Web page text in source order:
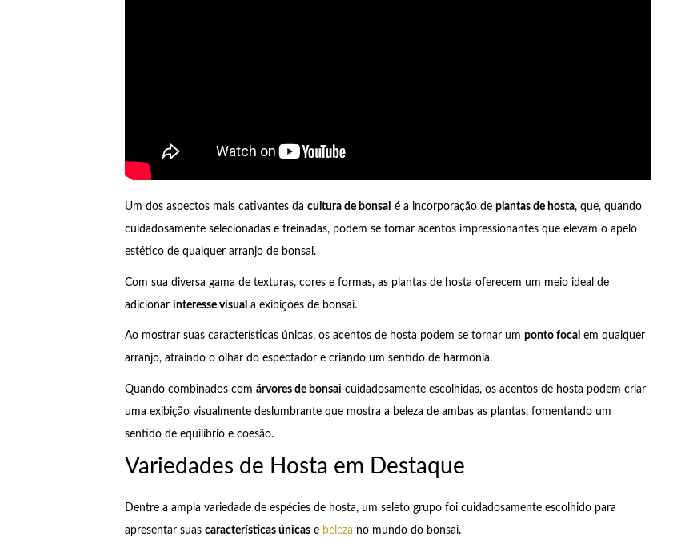
Um dos aspectos mais cativantes da cultura de bonsai é a incorporação de plantas de hosta, que, quando
cuidadosamente selecionadas e treinadas, podem se tornar acentos impressionantes que elevam o apelo
estético de qualquer arranjo de bonsai.
Com sua diversa gama de texturas, cores e formas, as plantas de hosta oferecem um meio ideal de
adicionar interesse visual a exibições de bonsai.
Ao mostrar suas características únicas, os acentos de hosta podem se tornar um ponto focal em qualquer
arranjo, atraindo o olhar do espectador e criando um sentido de harmonia.
Quando combinados com árvores de bonsai cuidadosamente escolhidas, os acentos de hosta podem criar
uma exibição visualmente deslumbrante que mostra a beleza de ambas as plantas, fomentando um
sentido de equilíbrio e coesão.
Variedades de Hosta em Destaque
Dentre a ampla variedade de espécies de hosta, um seleto grupo foi cuidadosamente escolhido para
apresentar suas características únicase beleza no mundo do bonsai.